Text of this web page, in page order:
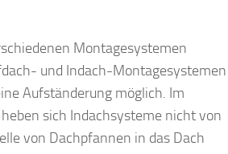
Montagesystemen
und Indach-Montagesystemen
Aufständerung möglich. Im
sich Indachsysteme nicht von
von Dachpfannen in das Dach